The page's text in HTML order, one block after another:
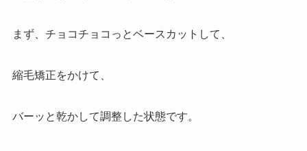
まず、チョコチョコっとベースカットして、
縮毛矯正をかけて、
バーッと乾かして調整した状態です。